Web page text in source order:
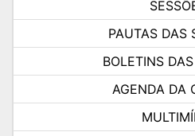
PAUTAS DAS
BOLETINS
AGENDA DA